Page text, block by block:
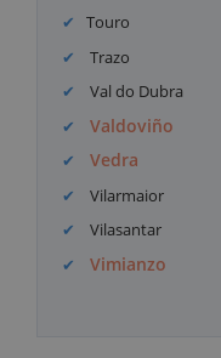
Touro
Trazo
Val do Dubra
Valdoviño
Vedra
Vilarmaior
Vilasantar
Vimianzo